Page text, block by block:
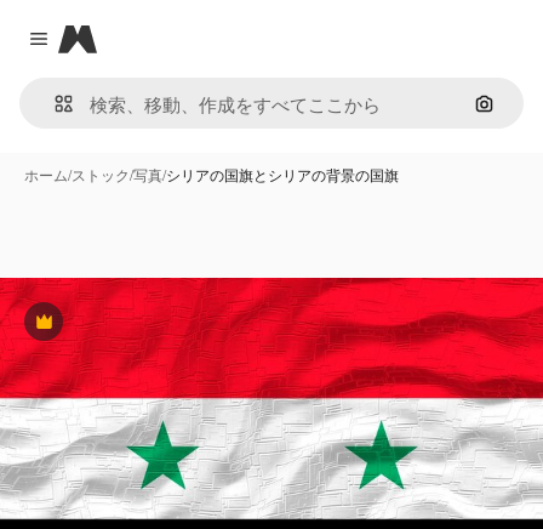
Close menu
Magnific
画像で
ホーム/ストック/写真/シリアの国旗とシリアの背景の国旗
Premium